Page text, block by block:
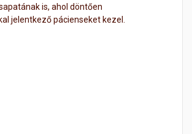
is, ahol döntően
jelentkező pácienseket kezel.